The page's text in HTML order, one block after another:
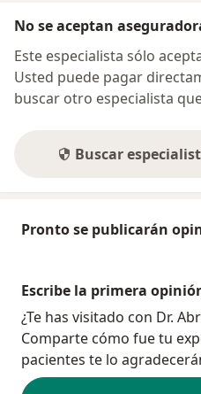
No se aceptan
Este especialista sólo
Usted puede pagar
buscar otro especialista
Buscar
Pronto se publicarán
Escribe la primera
¿Te has visitado con Dr.
Comparte cómo fue tu
pacientes te lo